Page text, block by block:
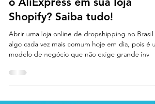
Como fazer dropshipping
o AliExpress em sua loja
Shopify? Saiba tudo!
Abrir uma loja online de dropshipping no Brasil é
modelo de negócio que não exige grande inv